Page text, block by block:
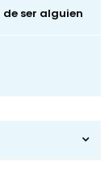
de ser alguien